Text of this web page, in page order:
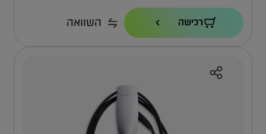
הספק טעינה
22KW
למה העמדה הזו?
רכישה השוואה